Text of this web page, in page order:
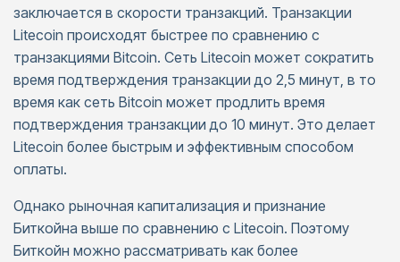
заключается в скорости транзакций. Транзакции
Litecoin происходят быстрее по сравнению с
транзакциями Bitcoin. Сеть Litecoin может сократить
время подтверждения транзакции до 2,5 минут, в то
время как сеть Bitcoin может продлить время
подтверждения транзакции до 10 минут. Это делает
Litecoin более быстрым и эффективным способом
оплаты.
Однако рыночная капитализация и признание
Биткойна выше по сравнению с Litecoin. Поэтому
Биткойн можно рассматривать как более